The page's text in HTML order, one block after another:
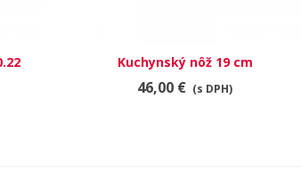
RÝCHLY NÁHĽAD
Kuchynský nôž 19 cm
46,00 € (s DPH)